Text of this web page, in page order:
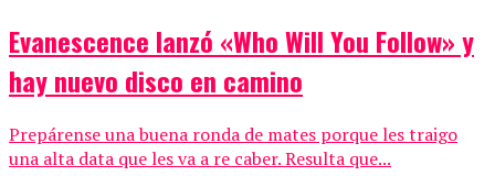
Evanescence lanzó «Who Will You Follow» y
hay nuevo disco en camino
Prepárense una buena ronda de mates porque les traigo
una alta data que les va a re caber. Resulta que...